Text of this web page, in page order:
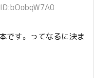
です。ってなるに決ま